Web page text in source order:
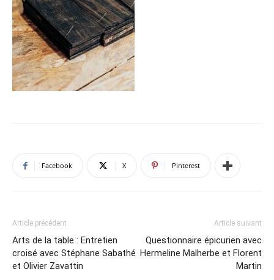
Facebook X Pinterest
Article précédent
Arts de la table : Entretien
croisé avec Stéphane Sabathé
et Olivier Zavattin
Article suivant
Questionnaire épicurien avec
Hermeline Malherbe et Florent
Martin